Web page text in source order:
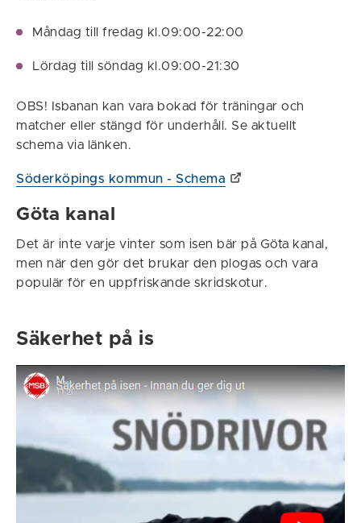
Måndag till fredag kl.09:00-22:00
Lördag till söndag kl.09:00-21:30
OBS! Isbanan kan vara bokad för träningar och
matcher eller stängd för underhåll. Se aktuellt
schema via länken.
Söderköpings kommun - Schema
Göta kanal
Det är inte varje vinter som isen bär på Göta kanal,
men när den gör det brukar den plogas och vara
populär för en uppfriskande skridskotur.
Säkerhet på is